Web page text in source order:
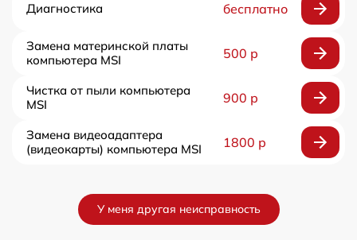
Диагностика бесплатно
Замена материнской платы
компьютера MSI
500 р
Чистка от пыли компьютера
MSI
900 р
Замена видеоадаптера
(видеокарты) компьютера MSI
1800 р
У меня другая неисправность